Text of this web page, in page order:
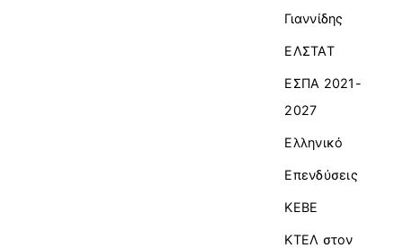
Γιαννίδης
ΕΛΣΤΑΤ
ΕΣΠΑ 2021-
2027
Ελληνικό
Επενδύσεις
ΚΕΒΕ
ΚΤΕΛ στον